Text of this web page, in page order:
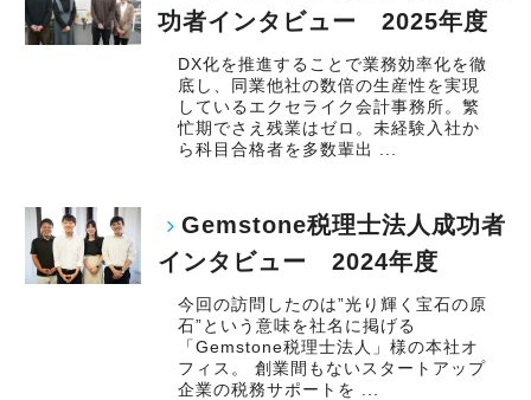
功者インタビュー 2025年度
DX化を推進することで業務効率化を徹
底し、同業他社の数倍の生産性を実現
しているエクセライク会計事務所。繁
忙期でさえ残業はゼロ。未経験入社か
ら科目合格者を多数輩出 ...
Gemstone税理士法人成功者
インタビュー 2024年度
今回の訪問したのは”光り輝く宝石の原
石”という意味を社名に掲げる
「Gemstone税理士法人」様の本社オ
フィス。 創業間もないスタートアップ
企業の税務サポートを ...